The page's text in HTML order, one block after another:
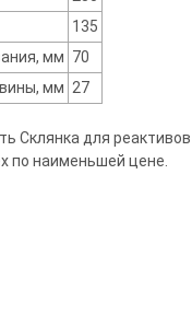
135
мм 70
мм 27
Склянка для
по наименьшей цене.